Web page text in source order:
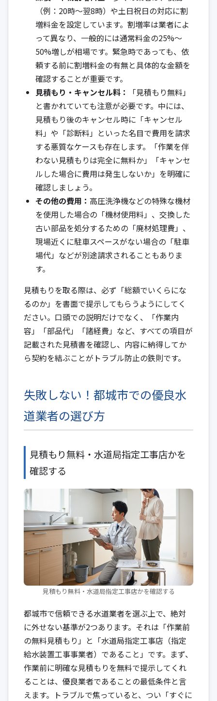
（例：20時～翌8時）や土日祝日の対応に割
増料金を設定しています。割増率は業者によ
って異なり、一般的には通常料金の25%～
50%増しが相場です。緊急時であっても、依
頼する前に割増料金の有無と具体的な金額を
確認することが重要です。
見積もり・キャンセル料：
「見積もり無料」
と書かれていても注意が必要です。中には、
見積もり後のキャンセル時に「キャンセル
料」や「診断料」といった名目で費用を請求
する悪質なケースも存在します。「作業を伴
わない見積もりは完全に無料か」「キャンセ
ルした場合に費用は発生しないか」を明確に
確認しましょう。
その他の費用： 高圧洗浄機などの特殊な機材
を使用した場合の「機材使用料」、交換した
古い部品を処分するための「廃材処理費」、
現場近くに駐車スペースがない場合の「駐車
場代」などが別途請求されることもありま
す。
見積もりを取る際は、必ず「総額でいくらにな
るのか」を書面で提示してもらうようにしてく
ださい。口頭での説明だけでなく、「作業内
容」「部品代」「諸経費」など、すべての項目が
記載された見積書を確認し、内容に納得してか
ら契約を結ぶことがトラブル防止の鉄則です。
失敗しない！都城市での優良水
道業者の選び方
見積もり無料・水道局指定工事店かを
確認する
見積もり無料・水道局指定工事店かを確認する
都城市で信頼できる水道業者を選ぶ上で、絶対
に外せない基準が2つあります。それは「作業前
の無料見積もり」と「水道局指定工事店（指定
給水装置工事事業者）であること」です。まず、
作業前に明確な見積もりを無料で提示してくれ
ることは、優良業者であることの最低条件と言
えます。トラブルで焦っていると、つい「すぐに